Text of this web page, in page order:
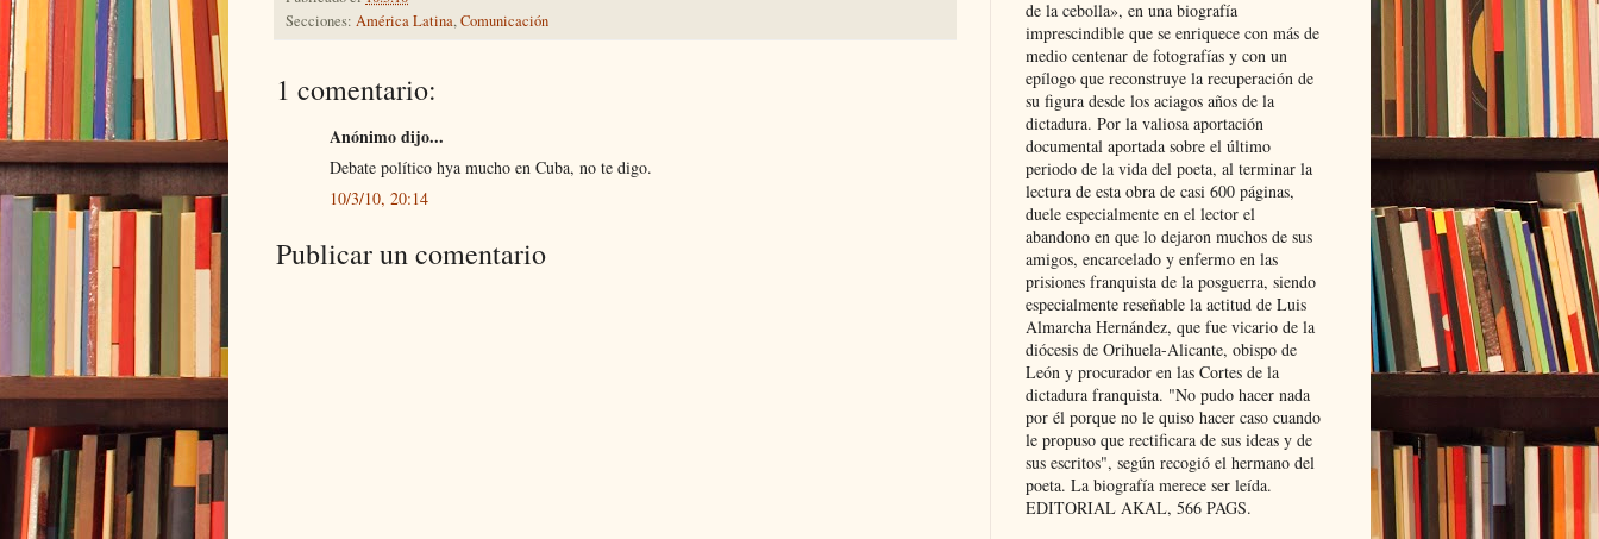
Secciones: América Latina,Comunicación
1 comentario:
Anónimo dijo...
Debate político hya mucho en Cuba, no te digo.
10/3/10, 20:14
Publicar un comentario
de la cebolla», en una biografía
imprescindible que se enriquece con más de
medio centenar de fotografías y con un
epílogo que reconstruye la recuperación de
su figura desde los aciagos años de la
dictadura. Por la valiosa aportación
documental aportada sobre el último
periodo de la vida del poeta, al terminar la
lectura de esta obra de casi 600 páginas,
duele especialmente en el lector el
abandono en que lo dejaron muchos de sus
amigos, encarcelado y enfermo en las
prisiones franquista de la posguerra, siendo
especialmente reseñable la actitud de Luis
Almarcha Hernández, que fue vicario de la
diócesis de Orihuela-Alicante, obispo de
León y procurador en las Cortes de la
dictadura franquista. "No pudo hacer nada
por él porque no le quiso hacer caso cuando
le propuso que rectificara de sus ideas y de
sus escritos", según recogió el hermano del
poeta. La biografía merece ser leída.
EDITORIAL AKAL, 566 PAGS.